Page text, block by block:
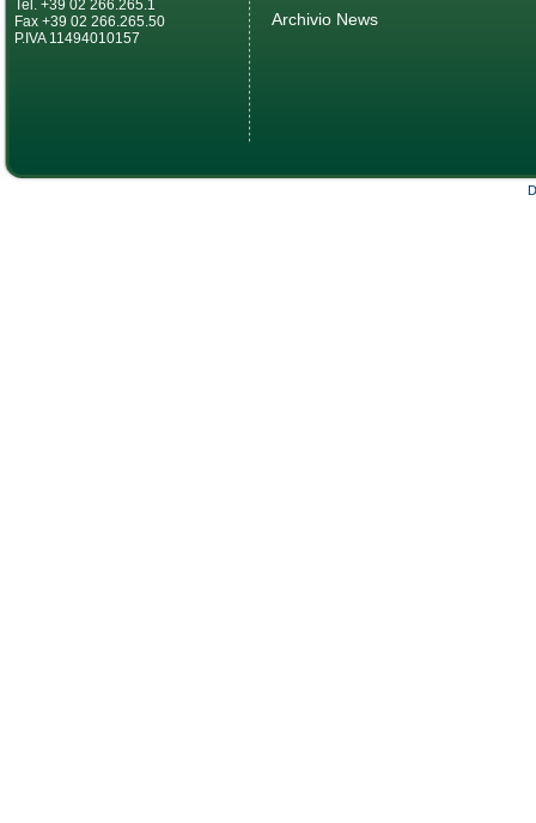
Tel. +39 02 266.265.1
Fax +39 02 266.265.50
P.IVA 11494010157
Archivio News